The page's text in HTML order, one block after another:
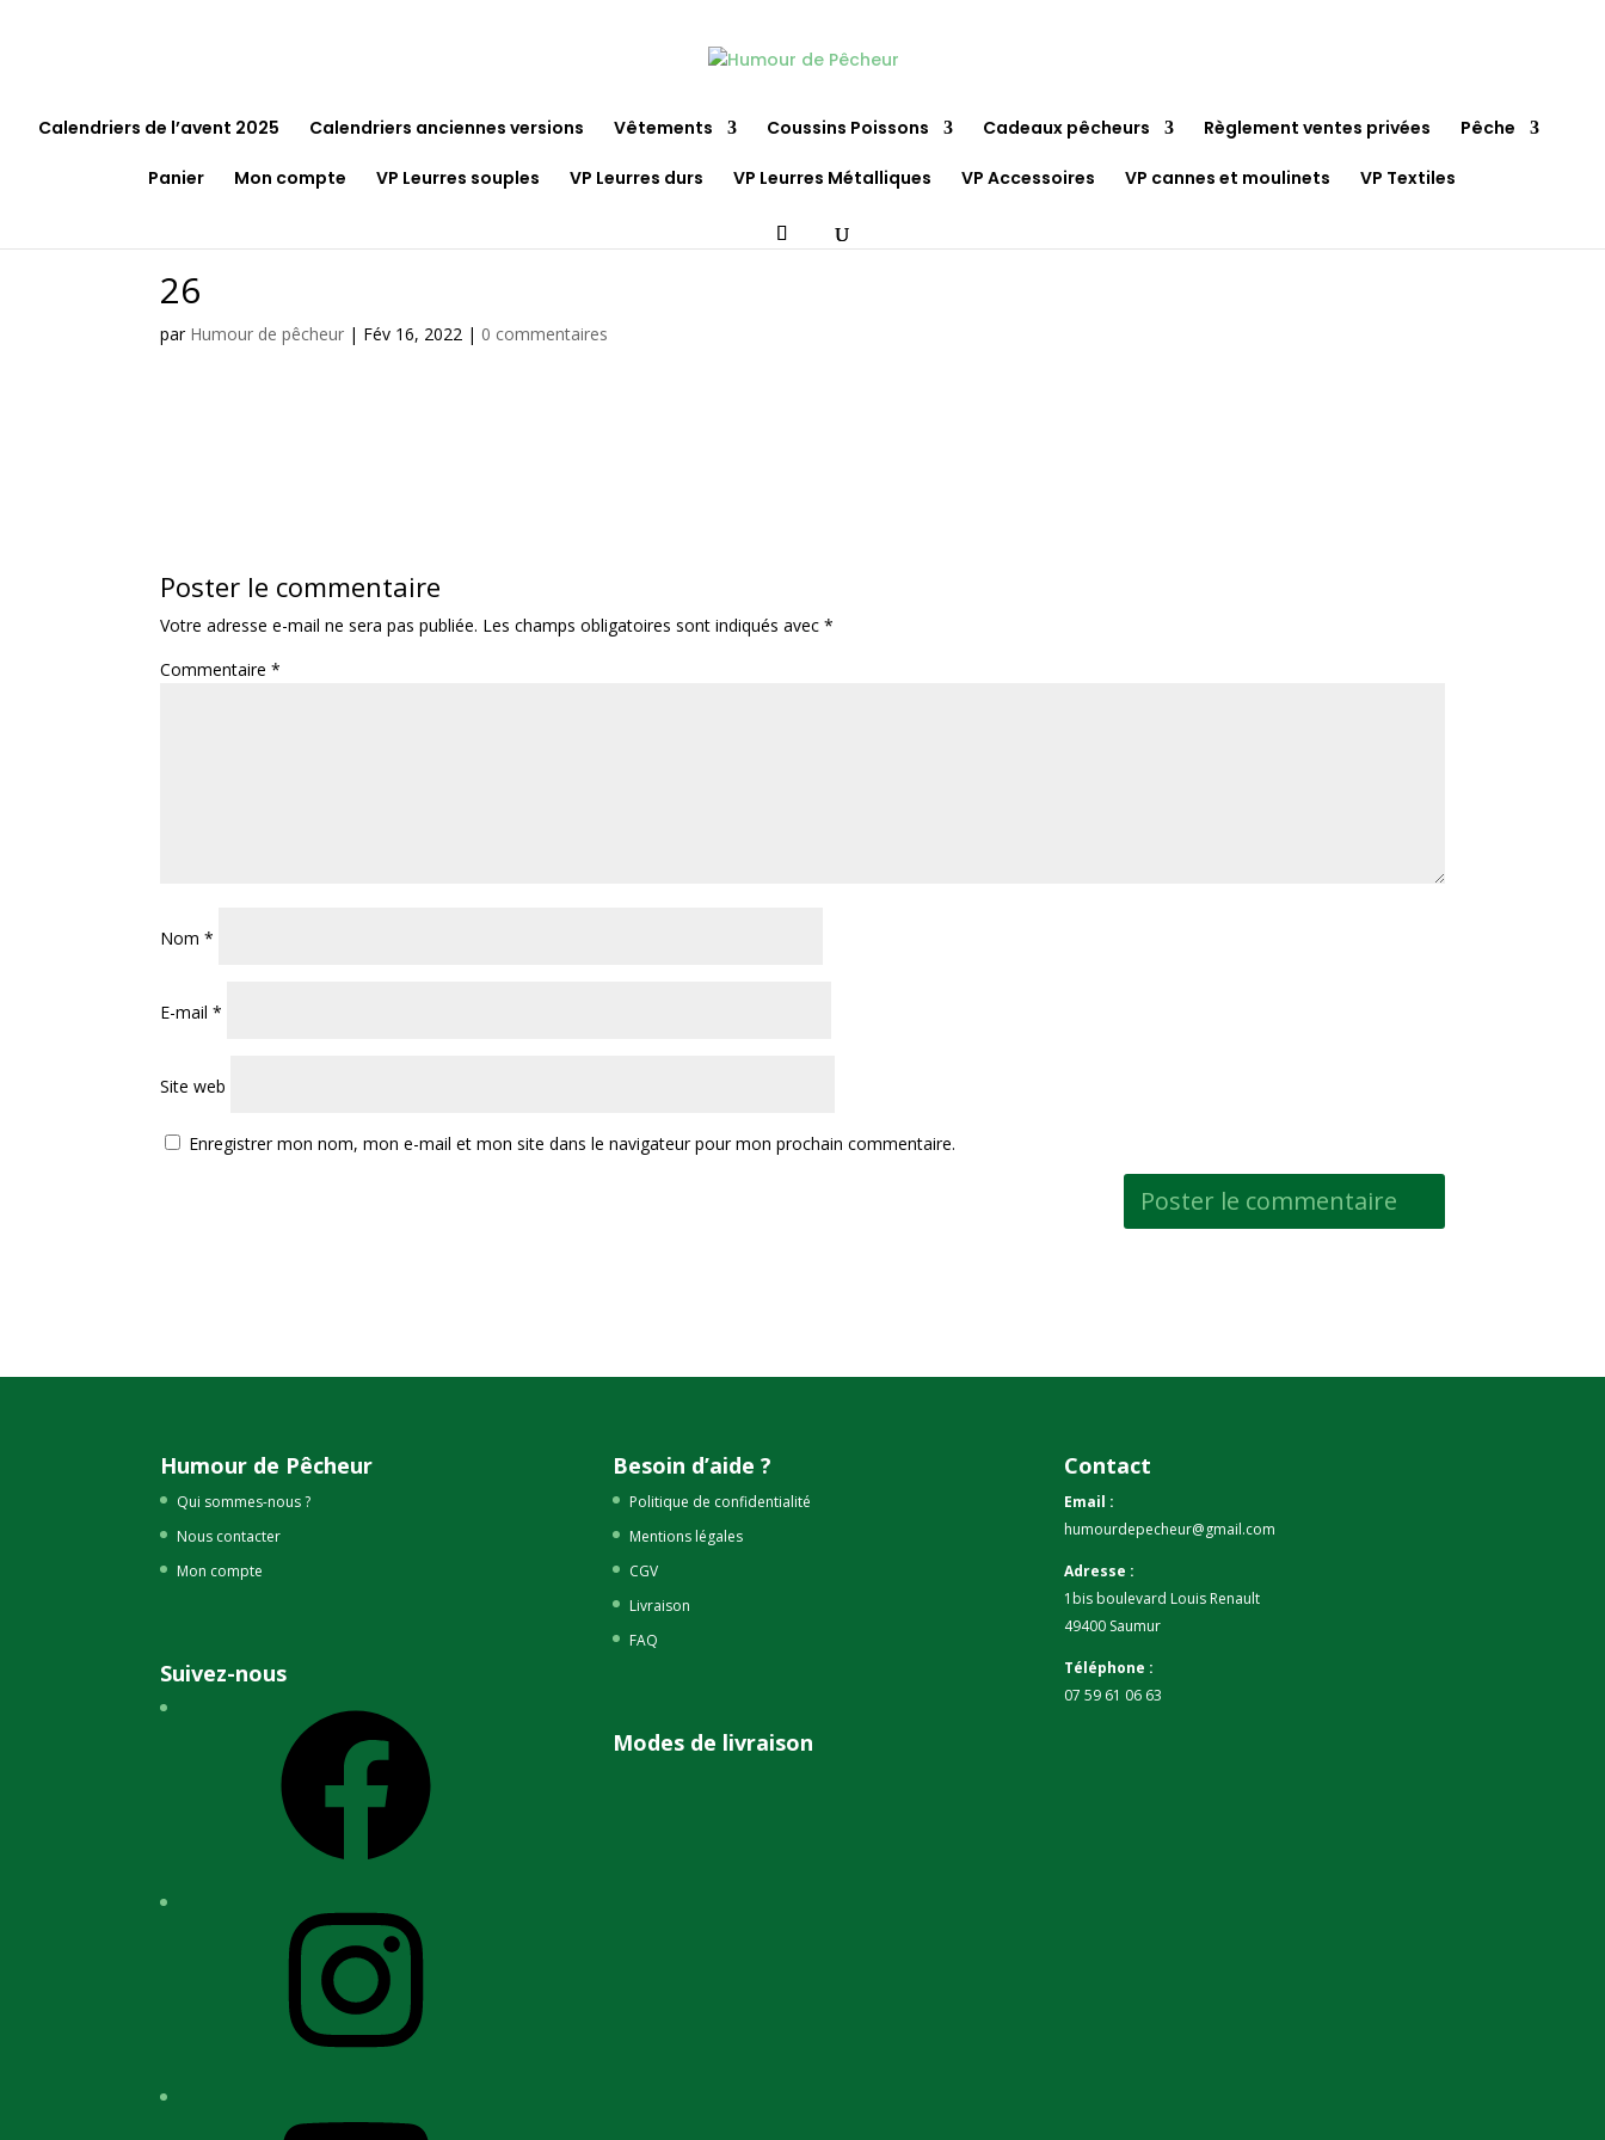
Calendriers de l’avent 2025 Calendriers anciennes versions Vêtements Coussins Poissons Cadeaux pêcheurs Règlement ventes privées Pêche
Panier Mon compte VP Leurres souples VP Leurres durs VP Leurres Métalliques VP Accessoires VP cannes et moulinets VP Textiles
26
par Humour de pêcheur | Fév 16, 2022 | 0 commentaires
Poster le commentaire
Votre adresse e-mail ne sera pas publiée. Les champs obligatoires sont indiqués avec*
Commentaire*
Nom*
E-mail*
Site web
Enregistrer mon nom, mon e-mail et mon site dans le navigateur pour mon prochain commentaire.
Humour de Pêcheur
Qui sommes-nous ?
Nous contacter
Mon compte
Suivez-nous
Besoin d’aide ?
Politique de confidentialité
Mentions légales
CGV
Livraison
FAQ
Modes de livraison
Contact
Email :
humourdepecheur@gmail.com
Adresse :
1bis boulevard Louis Renault
49400 Saumur
Téléphone :
07 59 61 06 63